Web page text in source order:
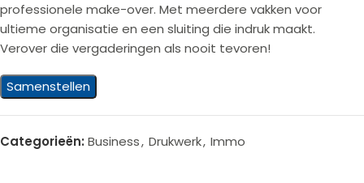
professionele make-over. Met meerdere vakken voor
ultieme organisatie en een sluiting die indruk maakt.
Verover die vergaderingen als nooit tevoren!
Samenstellen
Categorieën: Business, Drukwerk, Immo